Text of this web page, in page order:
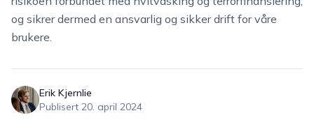
og sikrer dermed en ansvarlig og sikker drift for våre
brukere.
Erik Kjernlie
Publisert 20. april 2024